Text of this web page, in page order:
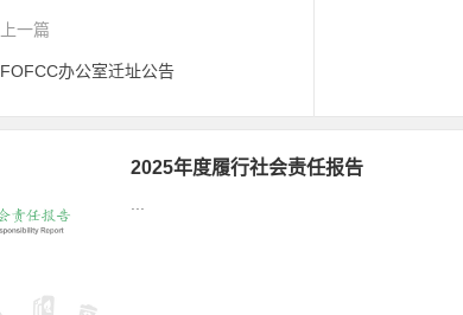
上一篇
FOFCC办公室迁址公告
2025年度履行社会责任报告
...